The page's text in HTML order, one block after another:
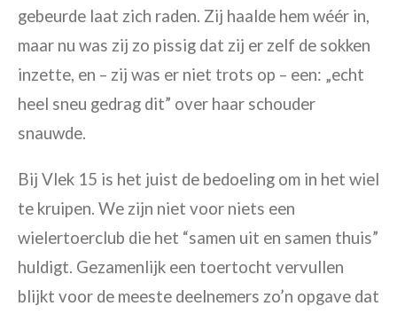
gebeurde laat zich raden. Zij haalde hem wéér in,
maar nu was zij zo pissig dat zij er zelf de sokken
inzette, en – zij was er niet trots op – een: „echt
heel sneu gedrag dit” over haar schouder
snauwde.
Bij Vlek 15 is het juist de bedoeling om in het wiel
te kruipen. We zijn niet voor niets een
wielertoerclub die het “samen uit en samen thuis”
huldigt. Gezamenlijk een toertocht vervullen
blijkt voor de meeste deelnemers zo’n opgave dat